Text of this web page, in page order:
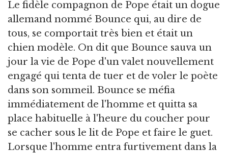
Le fidèle compagnon de Pope était un dogue
allemand nommé Bounce qui, au dire de
tous, se comportait très bien et était un
chien modèle. On dit que Bounce sauva un
jour la vie de Pope d'un valet nouvellement
engagé qui tenta de tuer et de voler le poète
dans son sommeil. Bounce se méfia
immédiatement de l'homme et quitta sa
place habituelle à l'heure du coucher pour
se cacher sous le lit de Pope et faire le guet.
Lorsque l'homme entra furtivement dans la